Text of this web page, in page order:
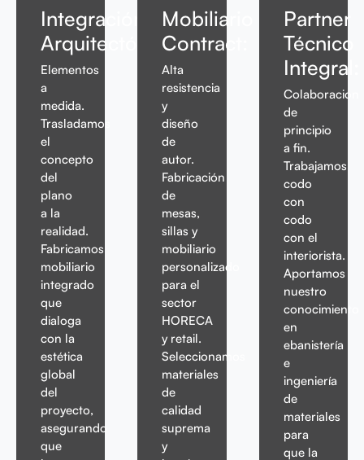
Integración
Arquitectónica:
Elementos
a
medida.
Trasladamos
el
concepto
del
plano
a la
realidad.
Fabricamos
mobiliario
integrado
que
dialoga
con la
estética
global
del
proyecto,
asegurando
que
Mobiliario
Contract:
Alta
resistencia
y
diseño
de
autor.
Fabricación
de
mesas,
sillas y
mobiliario
personalizado
para el
sector
HORECA
y retail.
Seleccionamos
materiales
de
calidad
suprema
y
Partner
Técnico
Integral:
Colaboración
de
principio
a fin.
Trabajamos
codo
con
codo
con el
interiorista.
Aportamos
nuestro
conocimiento
en
ebanistería
e
ingeniería
de
materiales
para
que la